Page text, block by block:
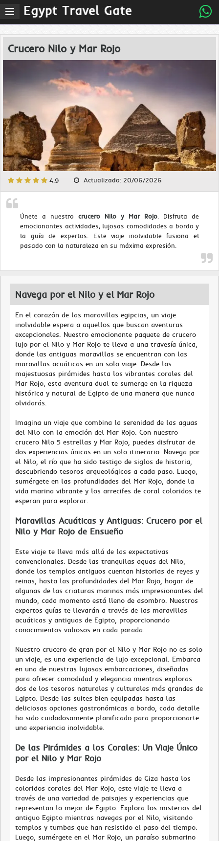
MenÃº
principal
Crucero Nilo y Mar Rojo
4.9 Actualizado: 20/06/2026
Únete a nuestro crucero Nilo y Mar Rojo. Disfruta de
emocionantes actividades, lujosas comodidades a bordo y
la guía de expertos. Este viaje inolvidable fusiona el
pasado con la naturaleza en su máxima expresión.
Navega por el Nilo y el Mar Rojo
En el corazón de las maravillas egipcias, un viaje
inolvidable espera a aquellos que buscan aventuras
excepcionales. Nuestro emocionante paquete de crucero
lujo por el Nilo y Mar Rojo te lleva a una travesía única,
donde las antiguas maravillas se encuentran con las
maravillas acuáticas en un solo viaje. Desde las
majestuosas pirámides hasta los vibrantes corales del
Mar Rojo, esta aventura dual te sumerge en la riqueza
histórica y natural de Egipto de una manera que nunca
olvidarás.
Imagina un viaje que combina la serenidad de las aguas
del Nilo con la emoción del Mar Rojo. Con nuestro
crucero Nilo 5 estrellas y Mar Rojo, puedes disfrutar de
dos experiencias únicas en un solo itinerario. Navega por
el Nilo, el río que ha sido testigo de siglos de historia,
descubriendo tesoros arqueológicos a cada paso. Luego,
sumérgete en las profundidades del Mar Rojo, donde la
vida marina vibrante y los arrecifes de coral coloridos te
esperan para explorar.
Maravillas Acuáticas y Antiguas: Crucero por el
Nilo y Mar Rojo de Ensueño
Este viaje te lleva más allá de las expectativas
convencionales. Desde las tranquilas aguas del Nilo,
donde los templos antiguos cuentan historias de reyes y
reinas, hasta las profundidades del Mar Rojo, hogar de
algunas de las criaturas marinas más impresionantes del
mundo, cada momento está lleno de asombro. Nuestros
expertos guías te llevarán a través de las maravillas
acuáticas y antiguas de Egipto, proporcionando
conocimientos valiosos en cada parada.
Nuestro crucero de gran por el Nilo y Mar Rojo no es solo
un viaje, es una experiencia de lujo excepcional. Embarca
en una de nuestras lujosas embarcaciones, diseñadas
para ofrecer comodidad y elegancia mientras exploras
dos de los tesoros naturales y culturales más grandes de
Egipto. Desde las suites bien equipadas hasta las
deliciosas opciones gastronómicas a bordo, cada detalle
ha sido cuidadosamente planificado para proporcionarte
una experiencia inolvidable.
De las Pirámides a los Corales: Un Viaje Único
por el Nilo y Mar Rojo
Desde las impresionantes pirámides de Giza hasta los
coloridos corales del Mar Rojo, este viaje te lleva a
través de una variedad de paisajes y experiencias que
representan lo mejor de Egipto. Explora los misterios del
antiguo Egipto mientras navegas por el Nilo, visitando
templos y tumbas que han resistido el paso del tiempo.
Luego, sumérgete en el Mar Rojo, un paraíso submarino